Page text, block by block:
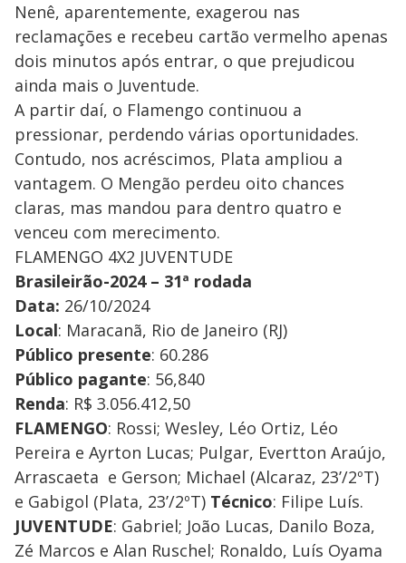
Nenê, aparentemente, exagerou nas
reclamações e recebeu cartão vermelho apenas
dois minutos após entrar, o que prejudicou
ainda mais o Juventude.
A partir daí, o Flamengo continuou a
pressionar, perdendo várias oportunidades.
Contudo, nos acréscimos, Plata ampliou a
vantagem. O Mengão perdeu oito chances
claras, mas mandou para dentro quatro e
venceu com merecimento.
FLAMENGO 4X2 JUVENTUDE
Brasileirão-2024 – 31ª rodada
Data: 26/10/2024
Local: Maracanã, Rio de Janeiro (RJ)
Público presente: 60.286
Público pagante: 56,840
Renda: R$ 3.056.412,50
FLAMENGO: Rossi; Wesley, Léo Ortiz, Léo
Pereira e Ayrton Lucas; Pulgar, Evertton Araújo,
Arrascaeta e Gerson; Michael (Alcaraz, 23’/2ºT)
e Gabigol (Plata, 23’/2ºT) Técnico: Filipe Luís.
JUVENTUDE: Gabriel; João Lucas, Danilo Boza,
Zé Marcos e Alan Ruschel; Ronaldo, Luís Oyama